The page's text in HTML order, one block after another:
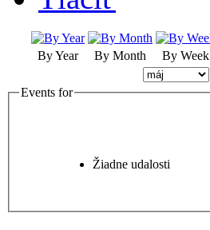
By Year By Month By Week
Events for
Žiadne udalosti